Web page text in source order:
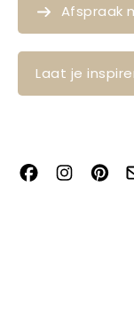
Afspraak
Laat je